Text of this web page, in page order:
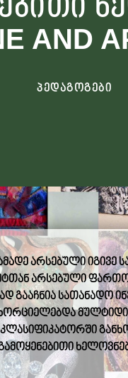
AND
პედაგოგები
არსებულიიგივე
არსებული
გააჩნიასათანადო